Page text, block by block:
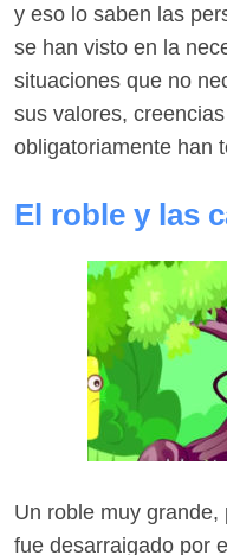
y eso lo saben las
se han visto en la
situaciones que no
sus valores,
obligatoriamente han
El roble y las
Un roble muy
fue desarraigado por